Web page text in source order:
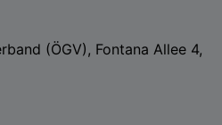
(ÖGV), Fontana Allee 4,